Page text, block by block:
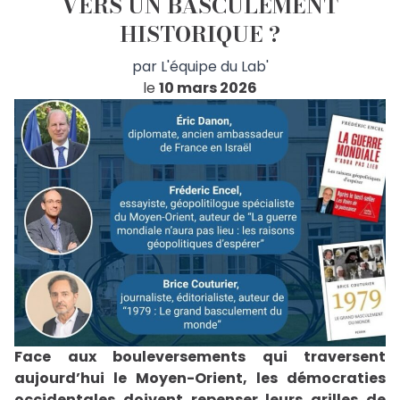
offrant un moment privilégié pour dialoguer avec
l’auteur et permettant d’approfondir les
thématiques abordées dans son livre. Quand ? Jeudi
15 janvier, de 17h00 à 18h30. Où ? Librairie Decitre, 29
place Bellecour, 69002 LYON.
https://twitter.com/labrepublique/status/
s=46
HISTORIQUE ?
par L'équipe du Lab'
le10 mars 2026
Face aux bouleversements qui traversent
aujourd’hui le Moyen-Orient, les démocraties